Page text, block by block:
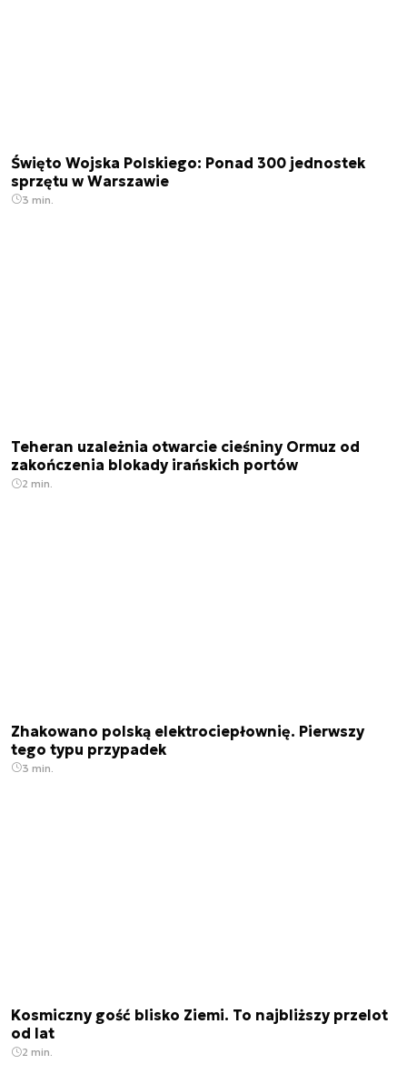
Święto Wojska Polskiego: Ponad 300 jednostek
sprzętu w Warszawie
3 min.
Teheran uzależnia otwarcie cieśniny Ormuz od
zakończenia blokady irańskich portów
2 min.
Zhakowano polską elektrociepłownię. Pierwszy
tego typu przypadek
3 min.
Kosmiczny gość blisko Ziemi. To najbliższy przelot
od lat
2 min.